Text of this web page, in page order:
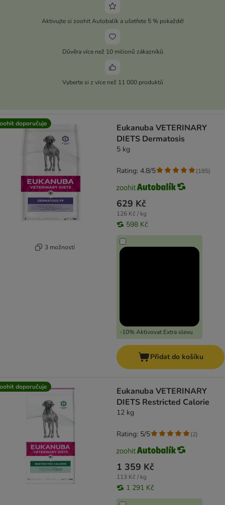
Aktivujte si zoohit Autobalík a ušetřete 5 % pokaždé!
Důvěra více než 10 milionů zákazníků
Vyberte si z více než 11 000 produktů
doporučuje
3 možností
Eukanuba VETERINARY
DIETS Dermatosis
5 kg
629 Kč
126 Kč / kg
598 Kč
-10% Aktivovat Extra slevu
Rating: 4.8/5 (185)
Přidat do košíku
doporučuje
Eukanuba VETERINARY
DIETS Restricted Calorie
12 kg
1 359 Kč
113 Kč / kg
1 291 Kč
Rating: 5/5 (2)